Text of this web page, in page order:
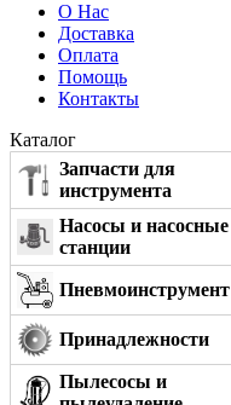
О Нас
Доставка
Оплата
Помощь
Контакты
Каталог
Запчасти для
инструмента
Насосы и насосные
станции
Пневмоинструмент
Принадлежности
Пылесосы и